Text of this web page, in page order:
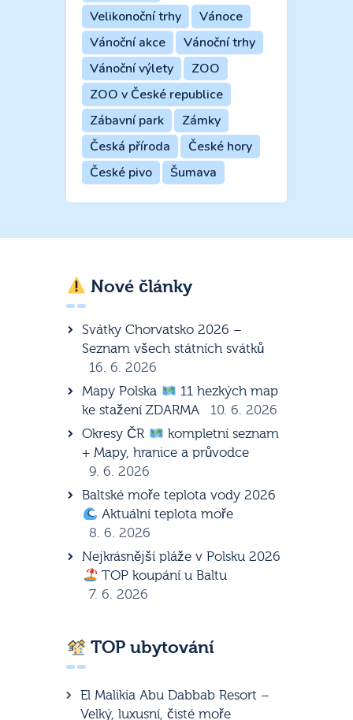
Velikonoční trhy
Vánoce
Vánoční akce
Vánoční trhy
Vánoční výlety
ZOO
ZOO v České republice
Zábavní park
Zámky
Česká příroda
České hory
České pivo
Šumava
Nové články
Svátky Chorvatsko 2026 –
Seznam všech státních svátků
16. 6. 2026
Mapy Polska
11 hezkých map
ke stažení ZDARMA
10. 6. 2026
Okresy ČR
kompletní seznam
+ Mapy, hranice a průvodce
9. 6. 2026
Baltské moře teplota vody 2026
Aktuální teplota moře
8. 6. 2026
Nejkrásnější pláže v Polsku 2026
TOP koupání u Baltu
7. 6. 2026
TOP ubytování
El Malikia Abu Dabbab Resort –
Velký, luxusní, čisté moře